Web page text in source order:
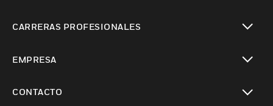
CARRERAS PROFESIONALES
EMPRESA
CONTACTO